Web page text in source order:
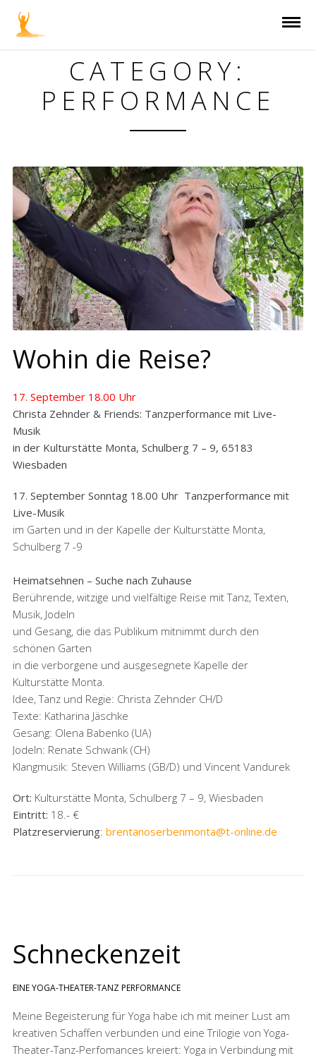
CATEGORY:
PERFORMANCE
Wohin die Reise?
17. September 18.00 Uhr
Christa Zehnder & Friends: Tanzperformance mit Live-
Musik
in der Kulturstätte Monta, Schulberg 7 – 9, 65183
Wiesbaden
17. September Sonntag 18.00 Uhr Tanzperformance mit
Live-Musik
im Garten und in der Kapelle der Kulturstätte Monta,
Schulberg 7 -9
Heimatsehnen – Suche nach Zuhause
Berührende, witzige und vielfältige Reise mit Tanz, Texten,
Musik, Jodeln
und Gesang, die das Publikum mitnimmt durch den
schönen Garten
in die verborgene und ausgesegnete Kapelle der
Kulturstätte Monta.
Idee, Tanz und Regie: Christa Zehnder CH/D
Texte: Katharina Jäschke
Gesang: Olena Babenko (UA)
Jodeln: Renate Schwank (CH)
Klangmusik: Steven Williams (GB/D) und Vincent Vandurek
Ort: Kulturstätte Monta, Schulberg 7 – 9, Wiesbaden
Eintritt: 18.- €
Platzreservierung: brentanoserbenmonta@t-online.de
Schneckenzeit
EINE YOGA-THEATER-TANZ PERFORMANCE
Meine Begeisterung für Yoga habe ich mit meiner Lust am
kreativen Schaffen verbunden und eine Trilogie von Yoga-
Theater-Tanz-Perfomances kreiert: Yoga in Verbindung mit